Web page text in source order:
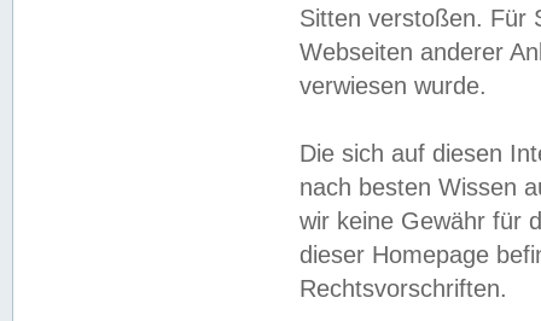
Sitten verstoßen. Für
Webseiten anderer
verwiesen wurde.
Die sich auf diesen
nach besten Wissen
wir keine Gewähr für
dieser Homepage
Rechtsvorschriften.